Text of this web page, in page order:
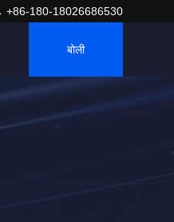
+86-180-18026686530
बोली